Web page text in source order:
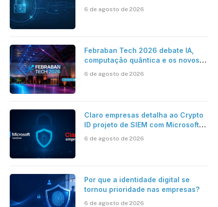
6 de agosto de 2026
Febraban Tech 2026 debate IA,
computação quântica e os novos
6 de agosto de 2026
Claro empresas detalha ao Crypto
ID projeto de SIEM com Microsoft
automatizada
6 de agosto de 2026
Por que a identidade digital se
tornou prioridade nas empresas?
6 de agosto de 2026